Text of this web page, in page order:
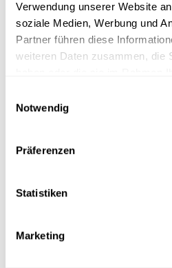
Verwendung unserer Website
soziale Medien, Werbung und
Partner führen diese
weiteren Daten zusammen, die
Notwendig
Präferenzen
Statistiken
Marketing
Sammlungsgeschichte
Sammlung Audio-
Mediathek
Download
Metadaten